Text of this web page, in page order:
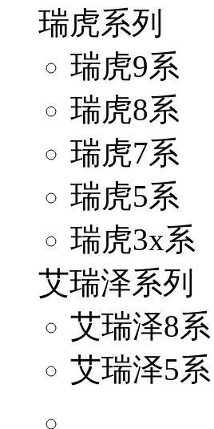
瑞虎系列
瑞虎9系
瑞虎8系
瑞虎7系
瑞虎5系
瑞虎3x系
艾瑞泽系列
艾瑞泽8系
艾瑞泽5系